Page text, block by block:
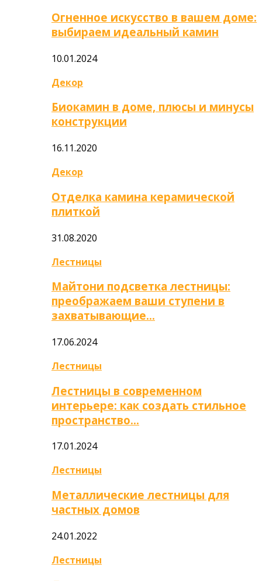
Огненное искусство в вашем доме:
выбираем идеальный камин
10.01.2024
Декор
Биокамин в доме, плюсы и минусы
конструкции
16.11.2020
Декор
Отделка камина керамической
плиткой
31.08.2020
Лестницы
Майтони подсветка лестницы:
преображаем ваши ступени в
захватывающие…
17.06.2024
Лестницы
Лестницы в современном
интерьере: как создать стильное
пространство…
17.01.2024
Лестницы
Металлические лестницы для
частных домов
24.01.2022
Лестницы